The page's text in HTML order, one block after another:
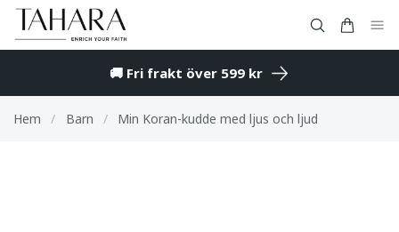
🚚 Fri frakt över 599 kr
Hem / Barn / Min Koran-kudde med ljus och ljud